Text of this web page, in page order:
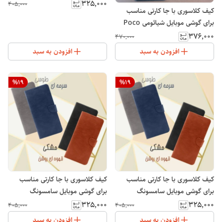
کیف کلاسوری با جا کارتی مناسب
برای گوشی موبایل شیائومی Poco
M7 Pro
۳۷۶٬۰۰۰ ۴۷۰٬۰۰۰
افزودن به سبد
۳۲۵٬۰۰۰ ۴۰۵٬۰۰۰
افزودن به سبد
%19
کیف کلاسوری با جا کارتی مناسب
برای گوشی موبایل سامسونگ
Galaxy A20S
۳۲۵٬۰۰۰ ۴۰۵٬۰۰۰
%19
کیف کلاسوری با جا کارتی مناسب
برای گوشی موبایل سامسونگ
Galaxy A32
۳۲۵٬۰۰۰ ۴۰۵٬۰۰۰